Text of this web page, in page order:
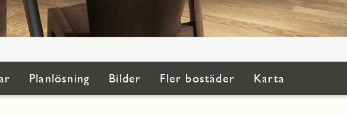
Planlösning Bilder Fler bostäder Karta